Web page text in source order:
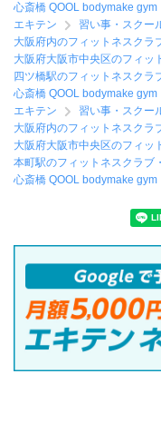
心斎橋 QOOL bodymake gym
エキテン
習い事・スクー
大阪府内のフィットネスクラ
大阪府大阪市中央区のフィッ
四ツ橋駅のフィットネスクラ
心斎橋 QOOL bodymake gym
エキテン
習い事・スクー
大阪府内のフィットネスクラ
大阪府大阪市中央区のフィッ
本町駅のフィットネスクラブ
心斎橋 QOOL bodymake gym